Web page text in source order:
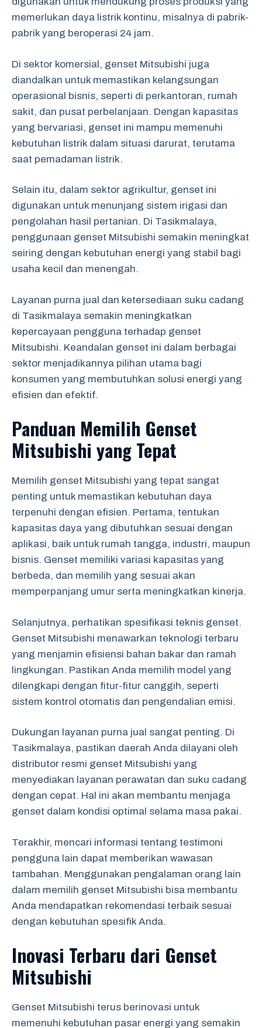
memerlukan daya listrik kontinu, misalnya di pabrik-
pabrik yang beroperasi 24 jam.
Di sektor komersial, genset Mitsubishi juga
diandalkan untuk memastikan kelangsungan
operasional bisnis, seperti di perkantoran, rumah
sakit, dan pusat perbelanjaan. Dengan kapasitas
yang bervariasi, genset ini mampu memenuhi
kebutuhan listrik dalam situasi darurat, terutama
saat pemadaman listrik.
Selain itu, dalam sektor agrikultur, genset ini
digunakan untuk menunjang sistem irigasi dan
pengolahan hasil pertanian. Di Tasikmalaya,
penggunaan genset Mitsubishi semakin meningkat
seiring dengan kebutuhan energi yang stabil bagi
usaha kecil dan menengah.
Layanan purna jual dan ketersediaan suku cadang
di Tasikmalaya semakin meningkatkan
kepercayaan pengguna terhadap genset
Mitsubishi. Keandalan genset ini dalam berbagai
sektor menjadikannya pilihan utama bagi
konsumen yang membutuhkan solusi energi yang
efisien dan efektif.
Panduan Memilih Genset
Mitsubishi yang Tepat
Memilih genset Mitsubishi yang tepat sangat
penting untuk memastikan kebutuhan daya
terpenuhi dengan efisien. Pertama, tentukan
kapasitas daya yang dibutuhkan sesuai dengan
aplikasi, baik untuk rumah tangga, industri, maupun
bisnis. Genset memiliki variasi kapasitas yang
berbeda, dan memilih yang sesuai akan
memperpanjang umur serta meningkatkan kinerja.
Selanjutnya, perhatikan spesifikasi teknis genset.
Genset Mitsubishi menawarkan teknologi terbaru
yang menjamin efisiensi bahan bakar dan ramah
lingkungan. Pastikan Anda memilih model yang
dilengkapi dengan fitur-fitur canggih, seperti
sistem kontrol otomatis dan pengendalian emisi.
Dukungan layanan purna jual sangat penting. Di
Tasikmalaya, pastikan daerah Anda dilayani oleh
distributor resmi genset Mitsubishi yang
menyediakan layanan perawatan dan suku cadang
dengan cepat. Hal ini akan membantu menjaga
genset dalam kondisi optimal selama masa pakai.
Terakhir, mencari informasi tentang testimoni
pengguna lain dapat memberikan wawasan
tambahan. Menggunakan pengalaman orang lain
dalam memilih genset Mitsubishi bisa membantu
Anda mendapatkan rekomendasi terbaik sesuai
dengan kebutuhan spesifik Anda.
Inovasi Terbaru dari Genset
Mitsubishi
Genset Mitsubishi terus berinovasi untuk
memenuhi kebutuhan pasar energi yang semakin